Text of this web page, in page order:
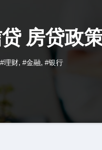
房贷政
#理财, #金融, #银行